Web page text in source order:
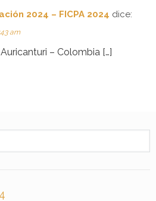
2024 – FICPA 2024 dice:
am
– Colombia […]